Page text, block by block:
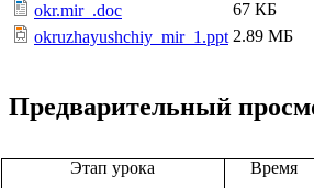
okr.mir_.doc
67 КБ
okruzhayushchiy_mir_1.ppt 2.89 МБ
Предварительный
Этап урока Время